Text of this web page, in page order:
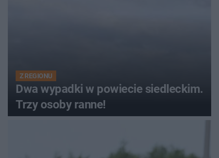
Z REGIONU
Dwa wypadki w powiecie siedleckim.
Trzy osoby ranne!